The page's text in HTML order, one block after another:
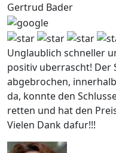
Gertrud Bader
Unglaublich schneller
positiv uberrascht! Der
abgebrochen,
da, konnte den
retten und hat den
Vielen Dank dafur!!!